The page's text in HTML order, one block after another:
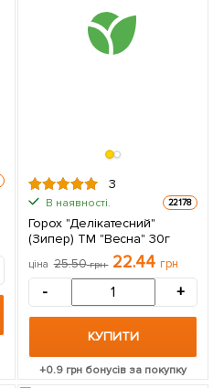
3
В наявності. 22178
Горох "Делікатесний"
(Зипер) ТМ "Весна" 30г
ціна 25.50грн 22.44 грн
- +
КУПИТИ
+0.9 грн бонусів за покупку